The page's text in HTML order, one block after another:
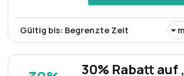
Gültig bis: Begrenzte Zeit
fantastische 51% Rabatt auf das
30% Rabatt auf